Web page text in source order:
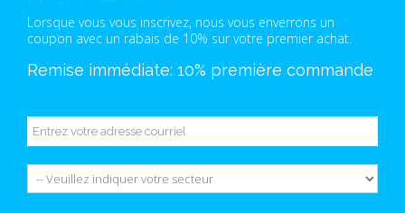
Lorsque vous vous inscrivez, nous vous enverrons un
coupon avec un rabais de 10% sur votre premier achat.
Remise immédiate: 10% première commande